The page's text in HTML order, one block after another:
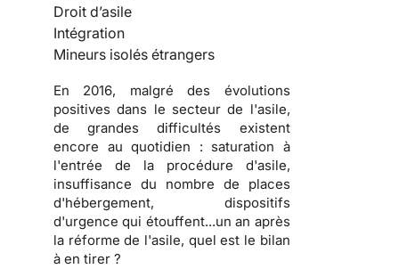
Droit d’asile
Intégration
Mineurs isolés étrangers
En 2016, malgré des évolutions
positives dans le secteur de l'asile,
de grandes difficultés existent
encore au quotidien : saturation à
l'entrée de la procédure d'asile,
insuffisance du nombre de places
d'hébergement, dispositifs
d'urgence qui étouffent...un an après
la réforme de l'asile, quel est le bilan
à en tirer ?